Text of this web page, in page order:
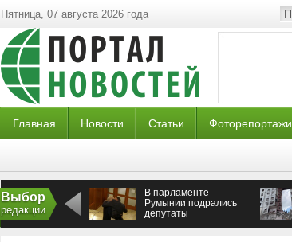
Пятница, 07 августа 2026 года
Главная Новости Статьи Фоторепортажи
Выбор
редакции
В парламенте
Румынии подрались
депутаты